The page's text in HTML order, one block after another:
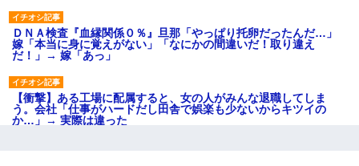
ＤＮＡ検査『血縁関係０％』旦那「やっぱり托卵だったんだ…」
嫁「本当に身に覚えがない」「なにかの間違いだ！取り違え
だ！」→ 嫁「あっ」
【衝撃】ある工場に配属すると、女の人がみんな退職してしま
う。会社「仕事がハードだし田舎で娯楽も少ないからキツイの
か…」→ 実際は違った